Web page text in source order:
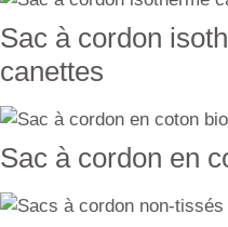
Sac à cordon
canettes
Sac à cordon en